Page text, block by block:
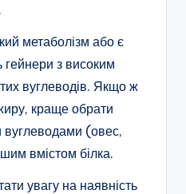
метаболізм або є
гейнери з високим
вуглеводів. Якщо ж
краще обрати
(овес,
вмістом білка.
увагу на наявність